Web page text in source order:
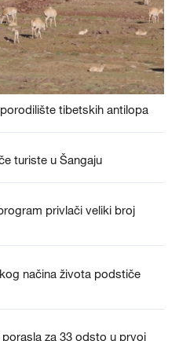
tibetskih antilopa
turiste u Šangaju
privlači veliki broj
načina života podstiče
za 33 odsto u prvoj